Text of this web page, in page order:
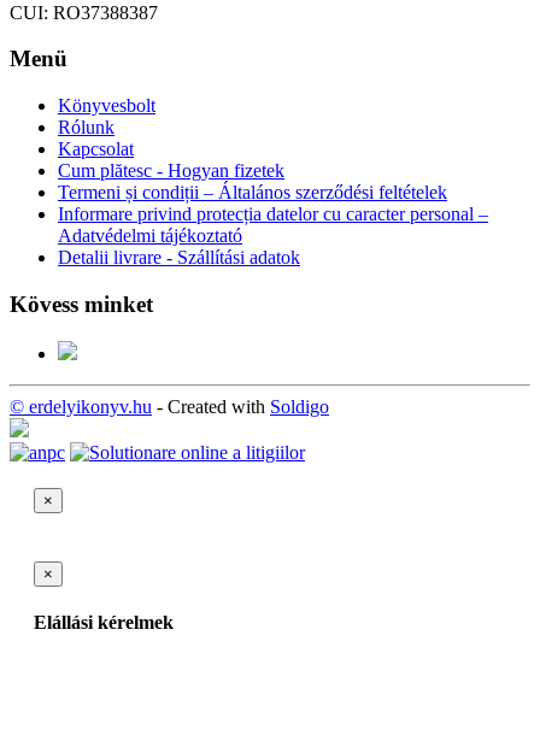
CUI: RO37388387
Menü
Könyvesbolt
Rólunk
Kapcsolat
Cum plătesc - Hogyan fizetek
Termeni și condiții – Általános szerződési feltételek
Informare privind protecția datelor cu caracter personal –
Adatvédelmi tájékoztató
Detalii livrare - Szállítási adatok
Kövess minket
© erdelyikonyv.hu - Created with Soldigo
×
×
Elállási kérelmek